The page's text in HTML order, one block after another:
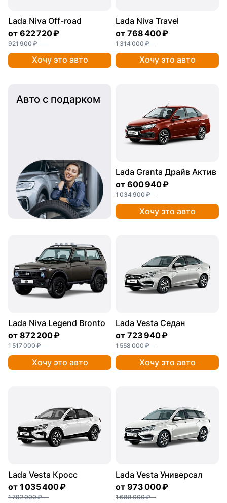
Lada Niva Off-road
от 622 720 ₽
921 900 ₽
Хочу это авто
Lada Niva Travel
от 768 400 ₽
1 314 000 ₽
Хочу это авто
Авто с подарком
Lada Granta Драйв Актив
от 600 940 ₽
1 034 900 ₽
Хочу это авто
Lada Niva Legend Bronto
от 872 200 ₽
1 517 000 ₽
Хочу это авто
Lada Vesta Седан
от 723 940 ₽
1 558 000 ₽
Хочу это авто
Lada Vesta Кросс
от 1 035 400 ₽
1 792 000 ₽
Lada Vesta Универсал
от 973 000 ₽
1 688 000 ₽